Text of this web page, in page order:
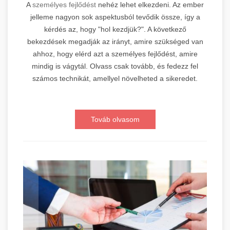
Aszemélyes fejlődést nehéz lehet elkezdeni. Az ember
jelleme nagyon sok aspektusból tevődik össze, így a
kérdés az, hogy "hol kezdjük?". A következő
bekezdések megadják az irányt, amire szükséged van
ahhoz, hogy elérd azt a személyes fejlődést, amire
mindig is vágytál. Olvass csak tovább, és fedezz fel
számos technikát, amellyel növelheted a sikeredet.
Továb olvasom